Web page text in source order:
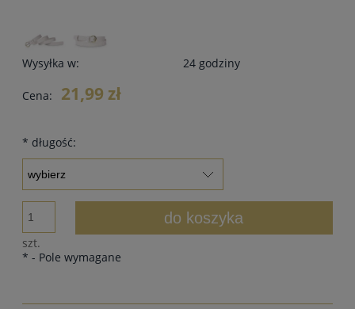
Wysyłka w: 24 godziny
Cena: 21,99 zł
* długość:
szt.
do koszyka
* - Pole wymagane